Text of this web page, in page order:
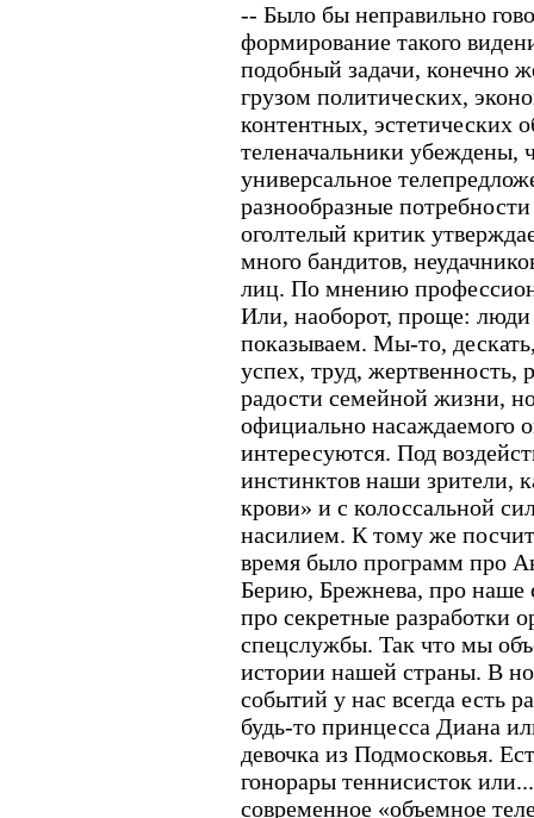
-- Было бы неправильно
формирование такого
подобный задачи, конечно
грузом политических,
контентных, эстетических
теленачальники убеждены,
универсальное
разнообразные
оголтелый критик
много бандитов,
лиц. По мнению
Или, наоборот, проще:
показываем. Мы-то,
успех, труд,
радости семейной жизни,
официально насаждаемого
интересуются. Под
инстинктов наши зрители,
крови» и с колоссальной
насилием. К тому же
время было программ про
Берию, Брежнева, про наше
про секретные разработки
спецслужбы. Так что мы
истории нашей страны. В
событий у нас всегда есть
будь-то принцесса Диана
девочка из Подмосковья.
гонорары теннисисток
современное «объемное